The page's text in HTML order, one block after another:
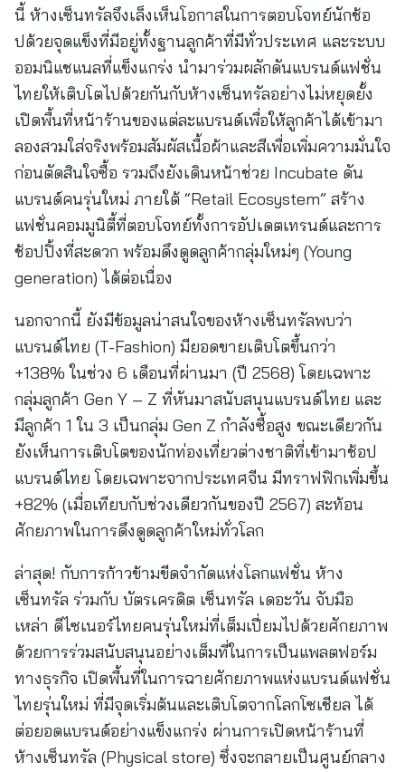
นี้ ห้างเซ็นทรัลจึงเล็งเห็นโอกาสในการตอบโจทย์นักช้อ
ปด้วยจุดแข็งที่มีอยู่ทั้งฐานลูกค้าที่มีทั่วประเทศ และระบบ
ออมนิแชแนลที่แข็งแกร่ง นำมาร่วมผลักดันแบรนด์แฟชั่น
ไทยให้เติบโตไปด้วยกันกับห้างเซ็นทรัลอย่างไม่หยุดยั้ง
เปิดพื้นที่หน้าร้านของแต่ละแบรนด์เพื่อให้ลูกค้าได้เข้ามา
ลองสวมใส่จริงพร้อมสัมผัสเนื้อผ้าและสีเพื่อเพิ่มความมั่นใจ
ก่อนตัดสินใจซื้อ รวมถึงยังเดินหน้าช่วย Incubate ดัน
แบรนด์คนรุ่นใหม่ ภายใต้ “Retail Ecosystem” สร้าง
แฟชั่นคอมมูนิตี้ที่ตอบโจทย์ทั้งการอัปเดตเทรนด์และการ
ช้อปปิ้งที่สะดวก พร้อมดึงดูดลูกค้ากลุ่มใหม่ๆ (Young
generation) ได้ต่อเนื่อง
นอกจากนี้ ยังมีข้อมูลน่าสนใจของห้างเซ็นทรัลพบว่า
แบรนด์ไทย (T-Fashion) มียอดขายเติบโตขึ้นกว่า
+138% ในช่วง 6 เดือนที่ผ่านมา (ปี 2568) โดยเฉพาะ
กลุ่มลูกค้า Gen Y – Z ที่หันมาสนับสนุนแบรนด์ไทย และ
มีลูกค้า 1 ใน 3 เป็นกลุ่ม Gen Z กำลังซื้อสูง ขณะเดียวกัน
ยังเห็นการเติบโตของนักท่องเที่ยวต่างชาติที่เข้ามาช้อป
แบรนด์ไทย โดยเฉพาะจากประเทศจีน มีทราฟฟิกเพิ่มขึ้น
+82% (เมื่อเทียบกับช่วงเดียวกันของปี 2567) สะท้อน
ศักยภาพในการดึงดูดลูกค้าใหม่ทั่วโลก
ล่าสุด! กับการก้าวข้ามขีดจำกัดแห่งโลกแฟชั่น ห้าง
เซ็นทรัล ร่วมกับ บัตรเครดิต เซ็นทรัล เดอะวัน จับมือ
เหล่า ดีไซเนอร์ไทยคนรุ่นใหม่ที่เต็มเปี่ยมไปด้วยศักยภาพ
ด้วยการร่วมสนับสนุนอย่างเต็มที่ในการเป็นแพลตฟอร์ม
ทางธุรกิจ เปิดพื้นที่ในการฉายศักยภาพแห่งแบรนด์แฟชั่น
ไทยรุ่นใหม่ ที่มีจุดเริ่มต้นและเติบโตจากโลกโซเชียล ได้
ต่อยอดแบรนด์อย่างแข็งแกร่ง ผ่านการเปิดหน้าร้านที่
ห้างเซ็นทรัล (Physical store) ซึ่งจะกลายเป็นศูนย์กลาง